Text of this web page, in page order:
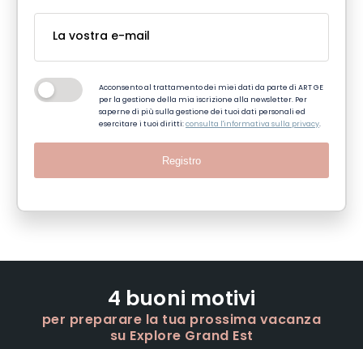
Acconsento al trattamento dei miei dati da parte di ART GE
per la gestione della mia iscrizione alla newsletter. Per
saperne di più sulla gestione dei tuoi dati personali ed
esercitare i tuoi diritti:consulta l'informativa sulla privacy.
Registro
4 buoni motivi
per preparare la tua prossima vacanza
su Explore Grand Est